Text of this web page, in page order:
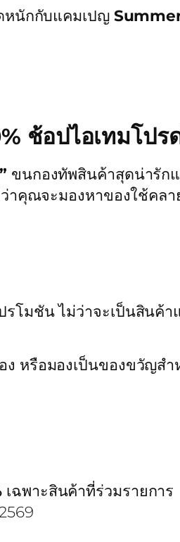
หนักกับแคมเปญ
ช้อปไอเทมโปร
ขนกองทัพสินค้าสุดน่ารักแ
าคุณจะมองหาของใช้คล
โมชัน ไม่ว่าจะเป็นสินค้
หรือมองเป็นของขวัญส
เฉพาะสินค้าที่ร่วมรายการ